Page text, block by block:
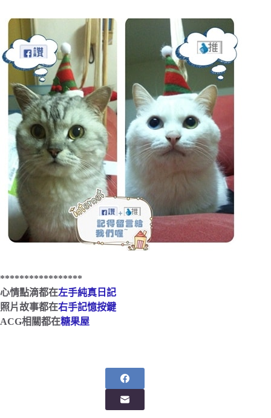
*****************
心情點滴都在左手純真日記
照片故事都在右手記憶按鍵
ACG相關都在糖果屋